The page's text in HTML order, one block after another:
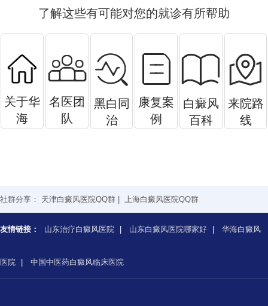
了解这些有可能对您的就诊有所帮助
关于华
海
名医团
队
黑白同
治
康复案
例
白癜风
百科
来院路
线
社群分享： 天津白癜风医院QQ群 上海白癜风医院QQ群
友情链接： 山东治疗白癜风医院 山东白癜风医院哪家好 华海白癜风
医院 中国中医药白癜风临床医院